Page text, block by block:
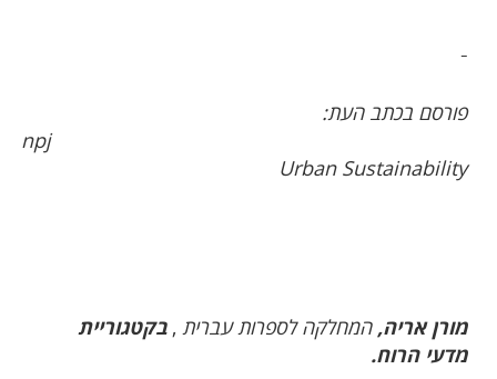
פורסם בכתב העת:
npj
Urban Sustainability
מורן אריה,המחלקה לספרות עברית ,בקטגוריית
מדעי הרוח.